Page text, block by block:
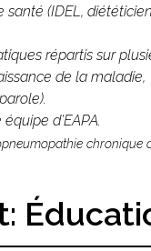
(IDEL,
répartis sur
de la maladie,
d’EAPA.
chronique